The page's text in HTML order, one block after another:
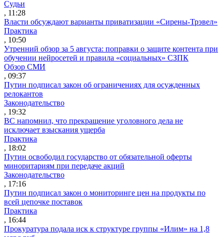
Судьи
, 11:28
Власти обсуждают варианты приватизации «Сирены-Трэвел»
Практика
, 10:50
Утренний обзор за 5 августа: поправки о защите контента при
обучении нейросетей и правила «социальных» СЗПК
Обзор СМИ
, 09:37
Путин подписал закон об ограничениях для осужденных
релокантов
Законодательство
, 19:32
ВС напомнил, что прекращение уголовного дела не
исключает взыскания ущерба
Практика
, 18:02
Путин освободил государство от обязательной оферты
миноритариям при передаче акций
Законодательство
, 17:16
Путин подписал закон о мониторинге цен на продукты по
всей цепочке поставок
Практика
, 16:44
Прокуратура подала иск к структуре группы «Илим» на 1,8